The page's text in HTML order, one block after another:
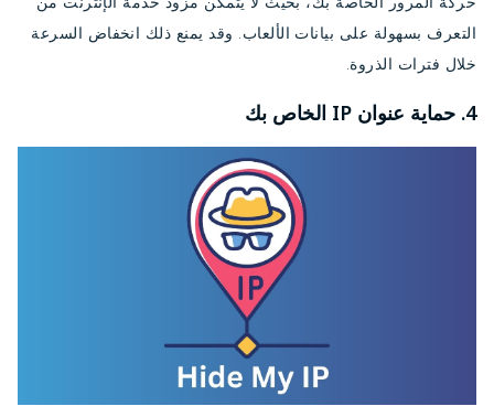
التعرف بسهولة على بيانات الألعاب. وقد يمنع ذلك انخفاض السرعة
خلال فترات الذروة.
4. حماية عنوان IP الخاص بك